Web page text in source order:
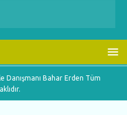
Danışmanı Bahar Erden Tüm